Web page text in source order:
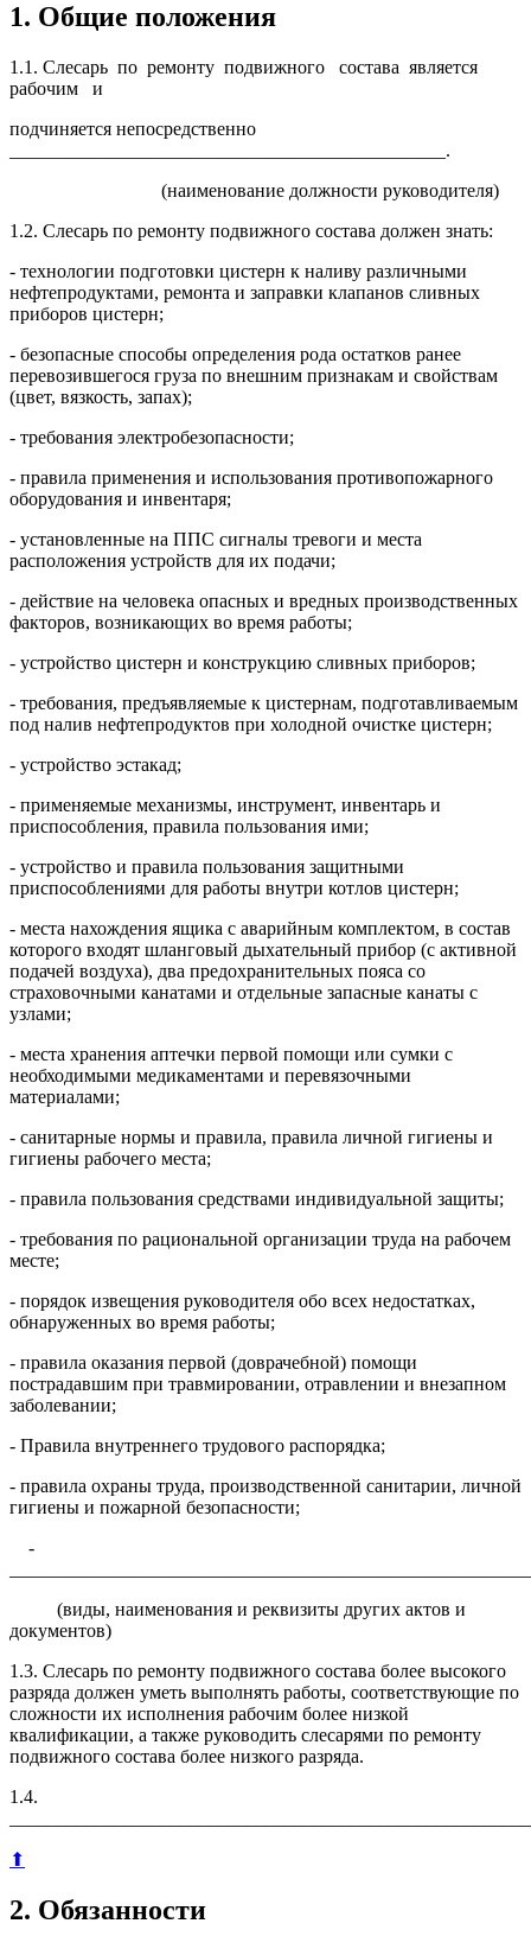
1. Общие положения
1.1. Слесарь по ремонту подвижного состава является
рабочим и
подчиняется непосредственно
______________________________________________.
(наименование должности руководителя)
1.2. Слесарь по ремонту подвижного состава должен знать:
- технологии подготовки цистерн к наливу различными
нефтепродуктами, ремонта и заправки клапанов сливных
приборов цистерн;
- безопасные способы определения рода остатков ранее
перевозившегося груза по внешним признакам и свойствам
(цвет, вязкость, запах);
- требования электробезопасности;
- правила применения и использования противопожарного
оборудования и инвентаря;
- установленные на ППС сигналы тревоги и места
расположения устройств для их подачи;
- действие на человека опасных и вредных производственных
факторов, возникающих во время работы;
- устройство цистерн и конструкцию сливных приборов;
- требования, предъявляемые к цистернам, подготавливаемым
под налив нефтепродуктов при холодной очистке цистерн;
- устройство эстакад;
- применяемые механизмы, инструмент, инвентарь и
приспособления, правила пользования ими;
- устройство и правила пользования защитными
приспособлениями для работы внутри котлов цистерн;
- места нахождения ящика с аварийным комплектом, в состав
которого входят шланговый дыхательный прибор (с активной
подачей воздуха), два предохранительных пояса со
страховочными канатами и отдельные запасные канаты с
узлами;
- места хранения аптечки первой помощи или сумки с
необходимыми медикаментами и перевязочными
материалами;
- санитарные нормы и правила, правила личной гигиены и
гигиены рабочего места;
- правила пользования средствами индивидуальной защиты;
- требования по рациональной организации труда на рабочем
месте;
- порядок извещения руководителя обо всех недостатках,
обнаруженных во время работы;
- правила оказания первой (доврачебной) помощи
пострадавшим при травмировании, отравлении и внезапном
заболевании;
- Правила внутреннего трудового распорядка;
- правила охраны труда, производственной санитарии, личной
гигиены и пожарной безопасности;
-
(виды, наименования и реквизиты других актов и
документов)
1.3. Слесарь по ремонту подвижного состава более высокого
разряда должен уметь выполнять работы, соответствующие по
сложности их исполнения рабочим более низкой
квалификации, а также руководить слесарями по ремонту
подвижного состава более низкого разряда.
1.4.
⬆
2. Обязанности